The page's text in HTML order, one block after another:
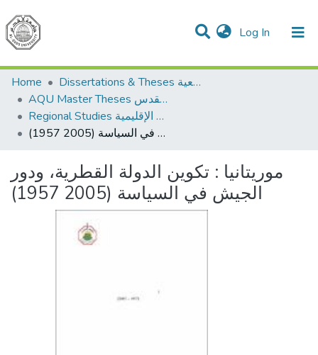
Log In (current)
Communities & Collections
All of DSpace
Home
Dissertations & Theses الرسائل الجامعية
AQU Master Theses الرسائل الجامعية الخاصة بجامعة القدس
Regional Studies الدراسات الإقليمية
موريتانيا : تكوين الدولة القطرية، ودور الجيش في السياسة (2005 1957)
موريتانيا : تكوين الدولة القطرية، ودور
الجيش في السياسة (2005 1957)